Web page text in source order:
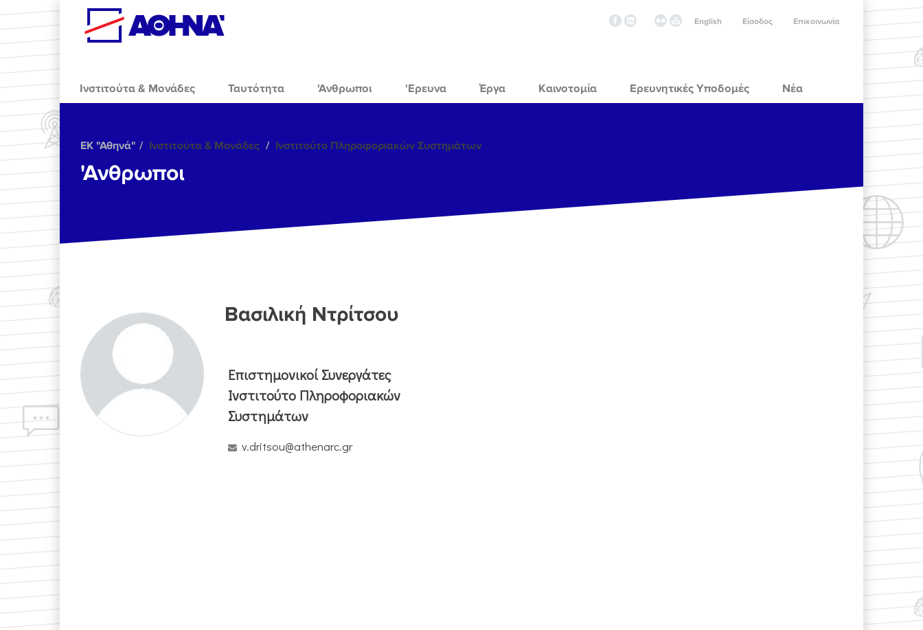
Skip to main content
Επικοινωνία
Είσοδος
English
Ινστιτούτα & Μονάδες Ταυτότητα 'Ανθρωποι 'Ερευνα Έργα Καινοτομία Ερευνητικές Υποδομές Νέα
ΕΚ "Αθηνά" Ινστιτούτα & Μονάδες Ινστιτούτο Πληροφοριακών Συστημάτων
'Ανθρωποι
Βασιλική Ντρίτσου
Επιστημονικοί Συνεργάτες
Ινστιτούτο Πληροφοριακών
Συστημάτων
v.dritsou@athenarc.gr